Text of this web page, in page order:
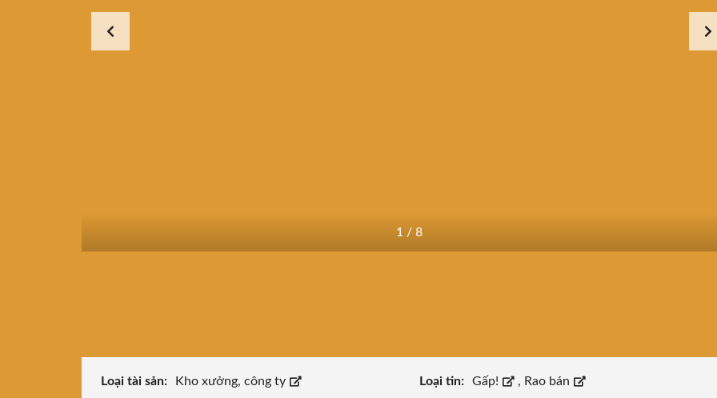
1 / 8
Loại tài sản: Kho xưởng, công ty Loại tin: Gấp! , Rao bán